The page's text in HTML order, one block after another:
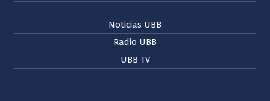
Noticias UBB
Radio UBB
UBB TV